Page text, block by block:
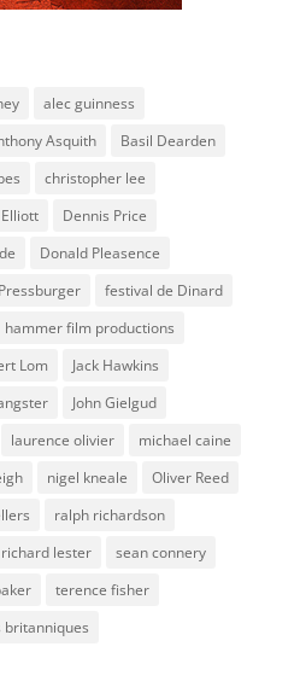
alec guinness
Asquith
Basil Dearden
christopher lee
Dennis Price
Donald Pleasence
festival de Dinard
hammer film productions
Lom
Jack Hawkins
John Gielgud
laurence olivier
michael caine
nigel kneale
Oliver Reed
ralph richardson
richard lester
sean connery
terence fisher
britanniques